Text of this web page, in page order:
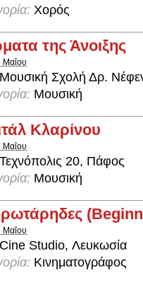
Χορός
της Άνοιξης
Μαΐου
Μουσική Σχολή Δρ.
Μουσική
Κλαρίνου
Μαΐου
Τεχνόπολις 20, Πάφος
Μουσική
Μαΐου
Cine Studio, Λευκωσία
Κινηματογράφος